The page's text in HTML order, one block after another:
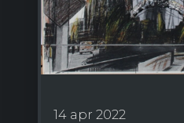
14 apr 2022